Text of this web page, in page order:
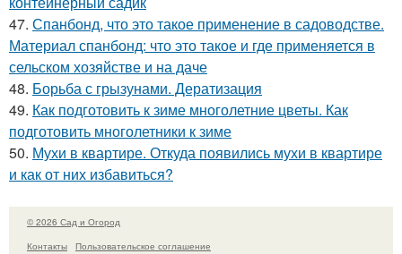
47. Спанбонд, что это такое применение в садоводстве.
Материал спанбонд: что это такое и где применяется в
сельском хозяйстве и на даче
48. Борьба с грызунами. Дератизация
49. Как подготовить к зиме многолетние цветы. Как
подготовить многолетники к зиме
50. Мухи в квартире. Откуда появились мухи в квартире
и как от них избавиться?
© 2026 Сад и Огород
Контакты
Пользовательское соглашение